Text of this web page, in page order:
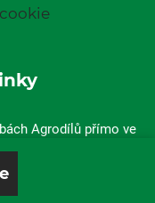
Agrodílů přímo ve